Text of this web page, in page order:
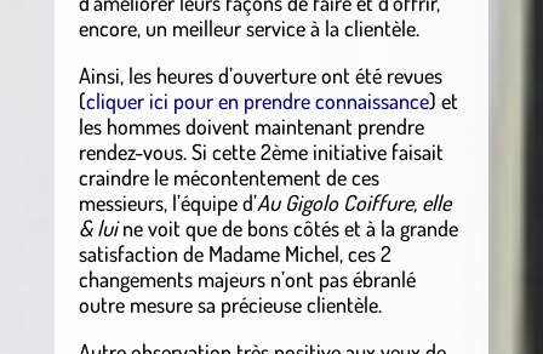
encore, un meilleur service à la clientèle.
Ainsi, les heures d’ouverture ont été revues
(cliquer ici pour en prendre connaissance) et
les hommes doivent maintenant prendre
rendez-vous. Si cette 2ème initiative faisait
craindre le mécontentement de ces
messieurs, l’équipe d’Au Gigolo Coiffure, elle
& luine voit que de bons côtés et à la grande
satisfaction de Madame Michel, ces 2
changements majeurs n’ont pas ébranlé
outre mesure sa précieuse clientèle.